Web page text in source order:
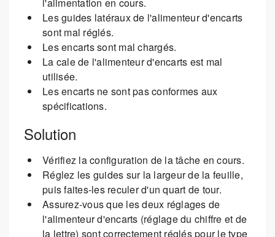
l'alimentation en cours.
Les guides latéraux de l'alimenteur d'encarts
sont mal réglés.
Les encarts sont mal chargés.
La cale de l'alimenteur d'encarts est mal
utilisée.
Les encarts ne sont pas conformes aux
spécifications.
Solution
Vérifiez la configuration de la tâche en cours.
Réglez les guides sur la largeur de la feuille,
puis faites-les reculer d'un quart de tour.
Assurez-vous que les deux réglages de
l'alimenteur d'encarts (réglage du chiffre et de
la lettre) sont correctement réglés pour le type